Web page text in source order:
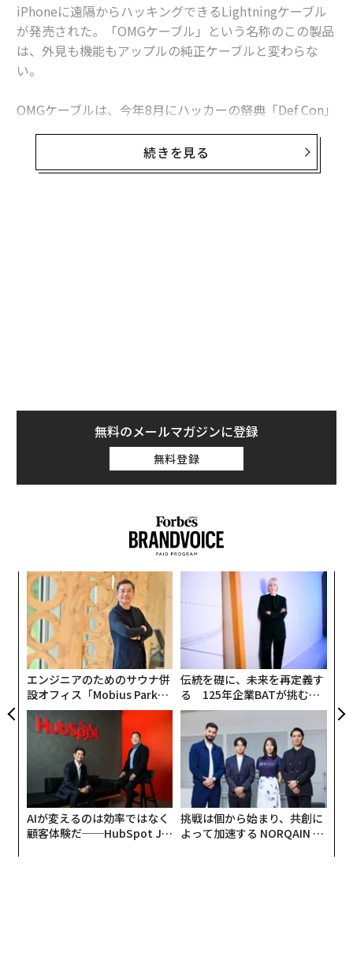
iPhoneに遠隔からハッキングできるLightningケーブル
が発売された。「OMGケーブル」という名称のこの製品
は、外見も機能もアップルの純正ケーブルと変わらな
い。
OMGケーブルは、今年8月にハッカーの祭典「Def Con」
で発表され、現在は量産化が進められている。このケー
ブルは近隣にいるハッカーが、ケーブル内部に仕込まれ
たワイヤレス機能を使って端末にアクセスすることを可
編集＝上田裕資
続きを見る
無料のメールマガジンに登録
無料登録
エンジニアのためのサウナ併
設オフィス「Mobius Park」
がオープン──タマディック
が健康経営を徹底する理由
伝統を礎に、未来を再定義す
る 125年企業BATが挑むス
モークレスな未来
AIが変えるのは効率ではなく
顧客体験だ──HubSpot Ja
挑戦は個から始まり、共創に
よって加速する NORQAIN JA